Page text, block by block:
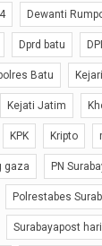
Dewanti
Dprd batu
Batu
Kejati Jatim
KPK Kripto
gaza PN
Polrestabes
Surabayapost